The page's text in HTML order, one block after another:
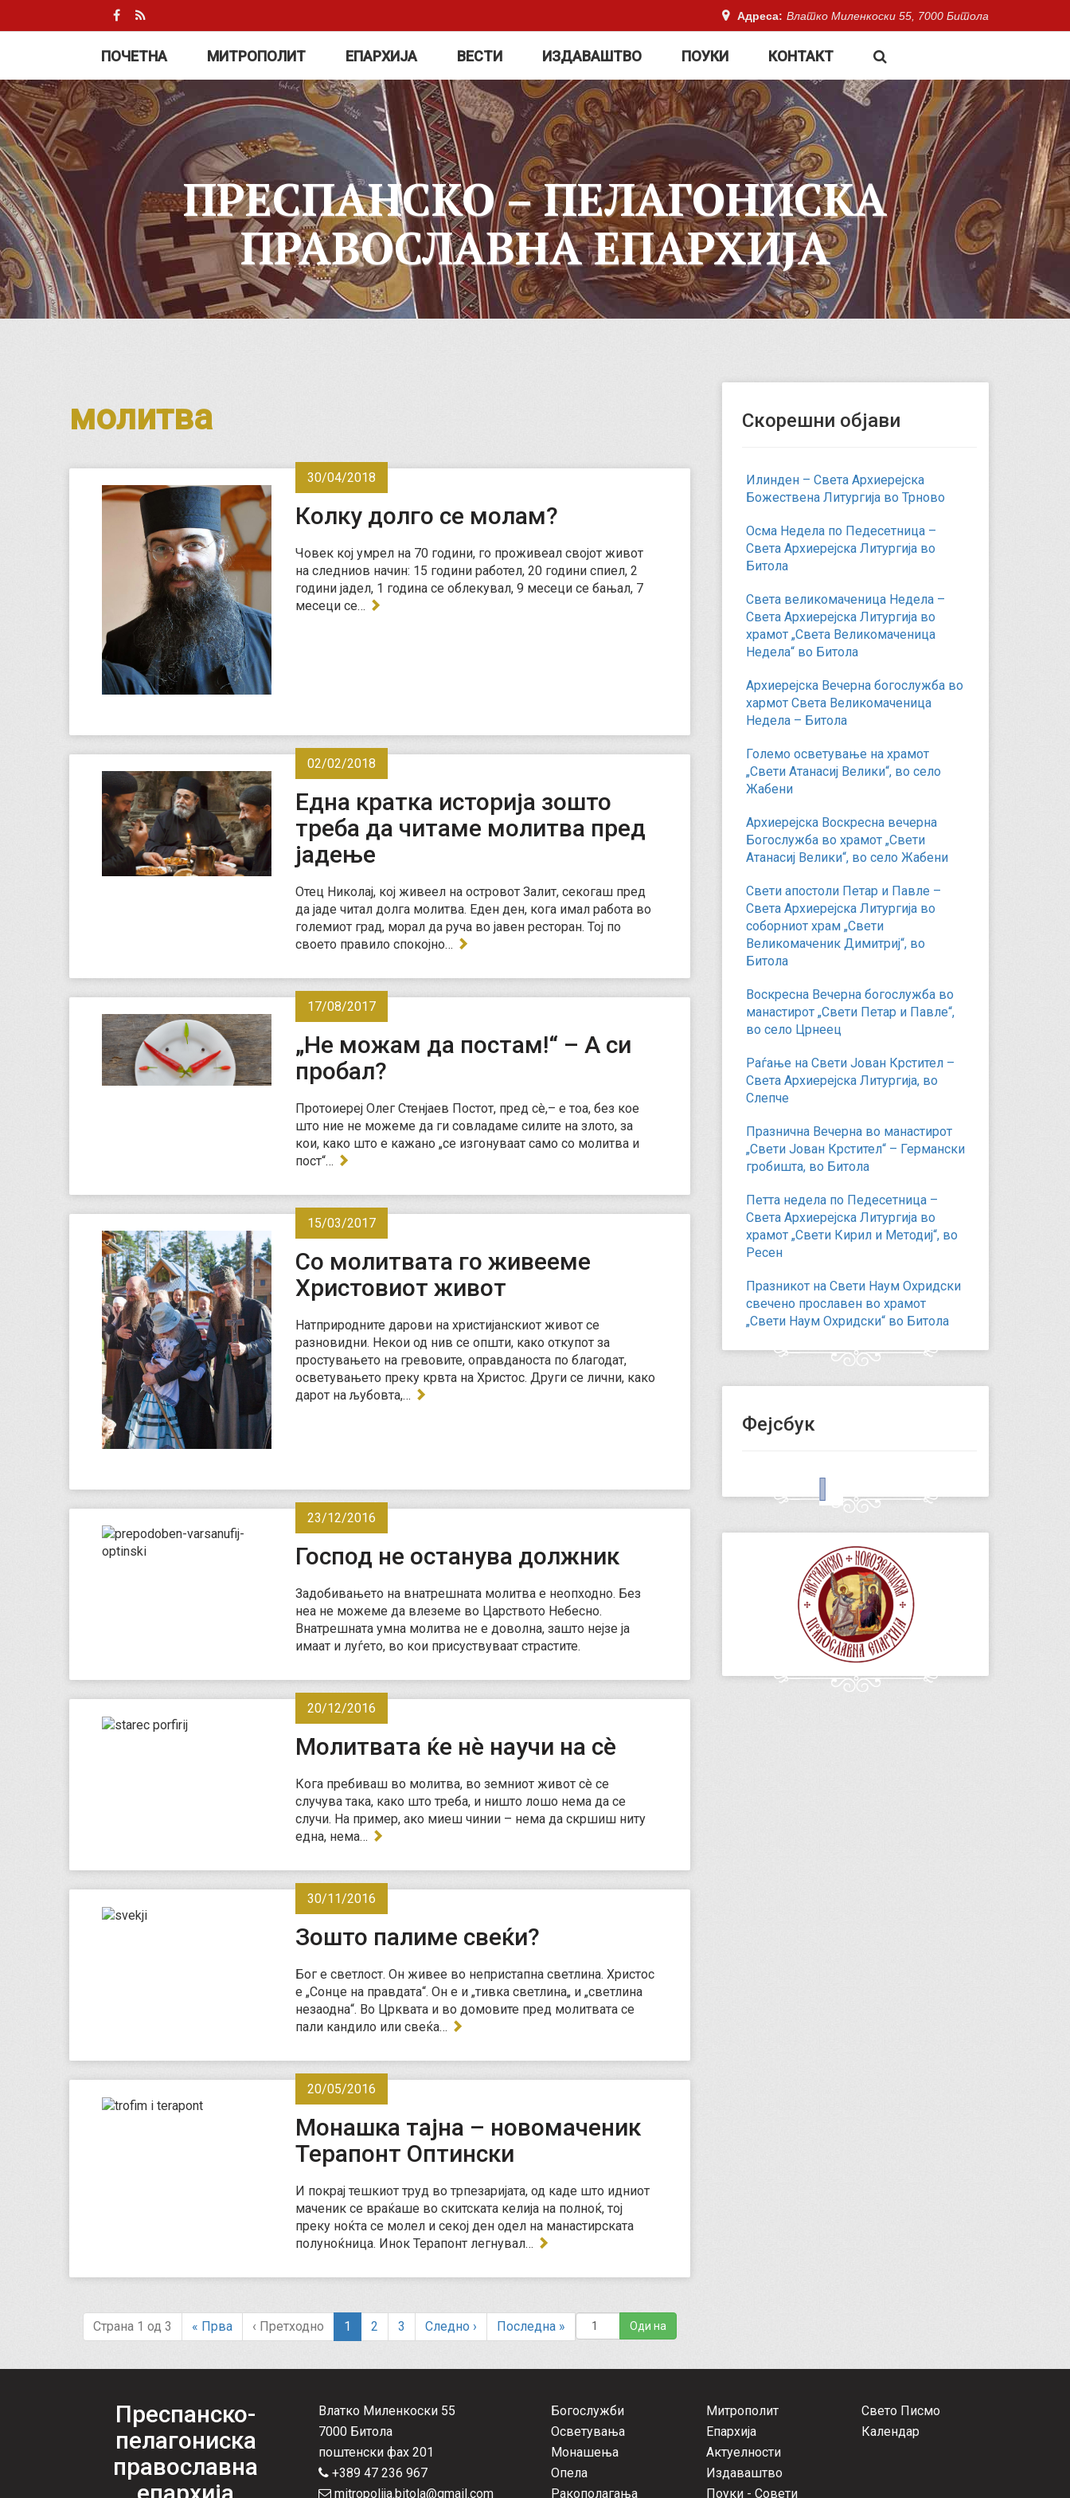
Адреса: Влатко Миленкоски 55, 7000 Битола
ПОЧЕТНА МИТРОПОЛИТ ЕПАРХИЈА ВЕСТИ ИЗДАВАШТВО ПОУКИ КОНТАКТ
ПРЕСПАНСКО – ПЕЛАГОНИСКА
ПРАВОСЛАВНА ЕПАРХИЈА
молитва
30/04/2018
Колку долго се молам?
Човек кој умрел на 70 години, го проживеал својот живот
на следниов начин: 15 години работел, 20 години спиел, 2
години јадел, 1 година се облекувал, 9 месеци се бањал, 7
месеци се…
02/02/2018
Една кратка историја зошто
треба да читаме молитва пред
јадење
Отец Николај, кој живеел на островот Залит, секогаш пред
да јадe читал долга молитва. Еден ден, кога имал работа во
големиот град, морал да руча во јавен ресторан. Тој по
своето правило спокојно…
17/08/2017
„Не можам да постам!“ – А си
пробал?
Протоиереj Олег Стенjaев Постот, пред сè,– е тоа, без кое
што ние не можеме да ги совладаме силите на злото, за
кои, како што е кажано „се изгонуваат само со молитва и
пост“…
15/03/2017
Со молитвата го живееме
Христовиот живот
Натприродните дарови на христијанскиот живот се
разновидни. Некои од нив се општи, како откупот за
простувањетo на гревовите, оправданоста по благодат,
осветувањетo преку крвта на Христос. Други се лични, како
дарот на љубовта,…
23/12/2016
Господ не останува должник
Задобивањето на внатрешната молитва е неопходно. Без
неа не можеме да влеземе во Царството Небесно.
Внатрешната умна молитва не е доволна, зашто нејзе ја
имаат и луѓето, во кои присуствуваат страстите.
20/12/2016
Молитвата ќе нè научи на сè
Кога пребиваш во молитва, во земниот живот сè се
случува така, како што треба, и ништо лошо нема да се
случи. На пример, ако миеш чинии – нема да скршиш ниту
една, нема…
30/11/2016
Зошто палиме свеќи?
Бог е светлост. Он живее во непристапна светлина. Христос
е „Сонце на правдата“. Он е и „тивка светлина„ и „светлина
незаодна“. Во Црквата и во домовите пред молитвата се
пали кандило или свеќа…
20/05/2016
Монашка тајна – новомаченик
Терапонт Оптински
И покрај тешкиот труд во трпезаријата, од каде што идниот
маченик се враќаше во скитската келија на полноќ, тој
преку ноќта се молел и секој ден одел на манастирската
полуноќница. Инок Терапонт легнувал…
Страна 1 од 3 « Прва ‹ Претходно 1
c
e
n
t
)
2 3 Следно › Последна »
Скорешни објави
Илинден – Света Архиерејска
Божествена Литургија во Трново
Осма Недела по Педесетница –
Света Архиерејска Литургија во
Битола
Света великомаченица Недела –
Света Архиерејска Литургија во
храмот „Света Великомаченица
Недела“ во Битола
Архиерејска Вечерна богослужба во
хармот Света Великомаченица
Недела – Битола
Големо осветување на храмот
„Свети Атанасиј Велики“, во село
Жабени
Архиерејска Воскресна вечерна
Богослужба во храмот „Свети
Атанасиј Велики“, во село Жабени
Свети апостоли Петар и Павле –
Света Архиерејска Литургија во
соборниот храм „Свети
Великомаченик Димитриј“, во
Битола
Воскресна Вечерна богослужба во
манастирот „Свети Петар и Павле“,
во село Црнеец
Раѓање на Свети Јован Крстител –
Света Архиерејска Литургија, во
Слепче
Празнична Вечерна во манастирот
„Свети Јован Крстител“ – Германски
гробишта, во Битола
Петта недела по Педесетница –
Света Архиерејска Литургија во
храмот „Свети Кирил и Методиј“, во
Ресен
Празникот на Свети Наум Охридски
свечено прославен во храмот
„Свети Наум Охридски“ во Битола
Фејсбук
Преспанско-
пелагониска
православна
Влатко Миленкоски 55
7000 Битола
поштенски фах 201
+389 47 236 967
mitropolija.bitola@gmail.com
Богослужби
Осветувања
Монашења
Опела
Ракополагања
Митрополит
Епархија
Актуелности
Издаваштво
Поуки - Совети
Свето Писмо
Календар